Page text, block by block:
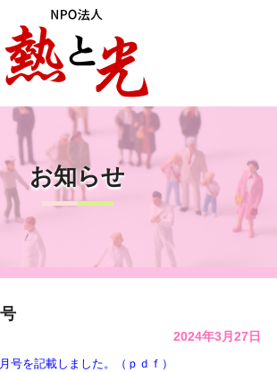
お知らせ
2024年3月27日
号を記載しました。 （ｐｄｆ）